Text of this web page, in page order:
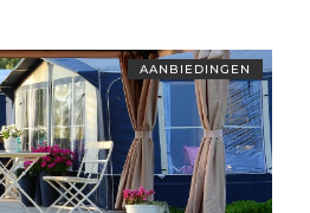
AANBIEDINGEN